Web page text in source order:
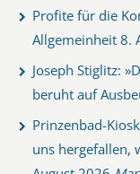
Profite für die
Allgemeinheit 8.
Joseph Stiglitz:
beruht auf
Prinzenbad-
uns hergefallen,